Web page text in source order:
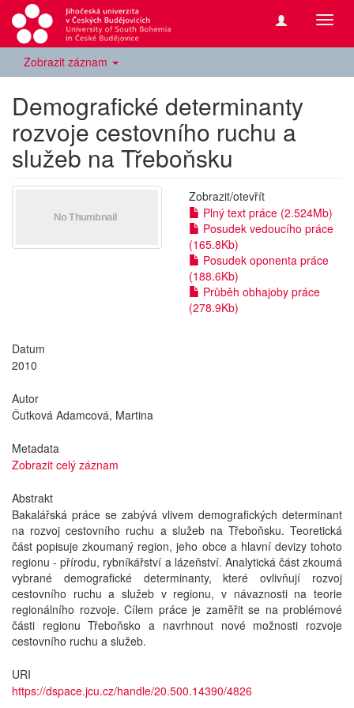
Zobrazit záznam
Demografické determinanty
rozvoje cestovního ruchu a
služeb na Třeboňsku
Zobrazit/otevřít
Plný text práce (2.524Mb)
Posudek vedoucího práce
(165.8Kb)
Posudek oponenta práce
(188.6Kb)
Průběh obhajoby práce
(278.9Kb)
Datum
2010
Autor
Čutková Adamcová, Martina
Metadata
Zobrazit celý záznam
Abstrakt
Bakalářská práce se zabývá vlivem demografických determinant
na rozvoj cestovního ruchu a služeb na Třeboňsku. Teoretická
část popisuje zkoumaný region, jeho obce a hlavní devizy tohoto
regionu - přírodu, rybníkářství a lázeňství. Analytická část zkoumá
vybrané demografické determinanty, které ovlivňují rozvoj
cestovního ruchu a služeb v regionu, v návaznosti na teorie
regionálního rozvoje. Cílem práce je zaměřit se na problémové
části regionu Třeboňsko a navrhnout nové možnosti rozvoje
cestovního ruchu a služeb.
URI
https://dspace.jcu.cz/handle/20.500.14390/4826